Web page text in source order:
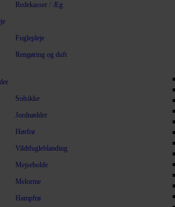
Redekasser / Æg
Fuglepleje
Rengøring og duft
Solsikke
Jordnødder
Hørfrø
Vildtfugleblanding
Mejsebolde
Melorme
Hampfrø